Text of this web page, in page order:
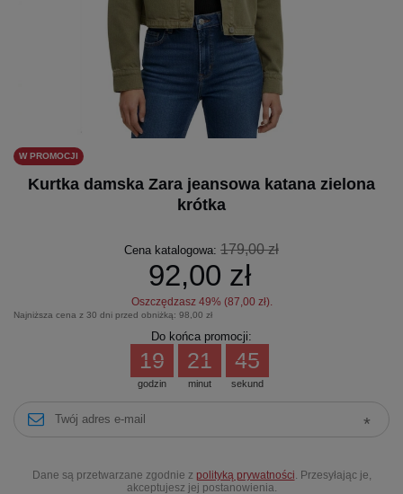
W PROMOCJI
Kurtka damska Zara jeansowa katana zielona
krótka
Cena katalogowa: 179,00 zł
92,00 zł
Oszczędzasz 49% (87,00 zł).
Najniższa cena z 30 dni przed obniżką: 98,00 zł
Do końca promocji:
godzin
19
minut
21
sekund
44
Dane są przetwarzane zgodnie z polityką prywatności . Przesyłając je,
akceptujesz jej postanowienia.